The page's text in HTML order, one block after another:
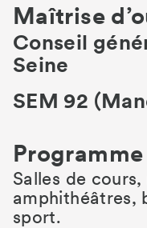
Maîtrise
Conseil
Seine
SEM 92
Programme
Salles de
amphithéâtres,
sport.